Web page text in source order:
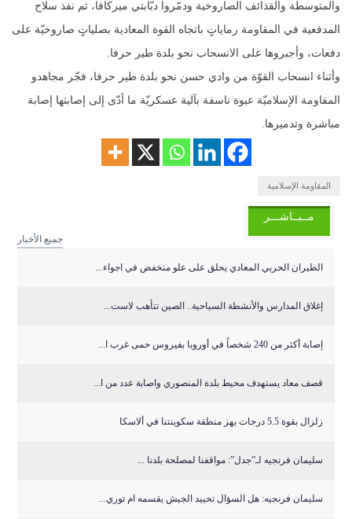
والمتوسطة والقذائف الصاروخية ودمّروا دبّابتي ميركافا، ثم نفذ سلاح
المدفعية في المقاومة رماياتٍ باتجاه القوة المعادية بصلياتٍ صاروخيّة على
دفعات، وأجبروها على الانسحاب نحو بلدة طير حرفا.
وأثناء انسحاب القوّة من وادي حسن نحو بلدة طير حرفا، فجّر مجاهدو
المقاومة الإسلاميّة عبوة ناسفة بآلية عسكريّة ما أدّى إلى إصابتها إصابة
مباشرة وتدميرها.
المقاومة الإسلامية
مــبــاشـــر
جميع الأخبار
الطيران الحربي المعادي يحلق على علو منخفض في اجواء...
إغلاق المدارس والأنشطة السياحية.. الصين تتأهب لاست...
إصابة أكثر من 240 شخصاً في أوروبا بفيروس حمى غرب ا...
قصف معاد يستهدف محيط بلدة المنصوري واصابة عدد من ا...
زلزال بقوة 5.5 درجات يهز منطقة سكوينتنا في ألاسكا
سليمان فرنجيه لـ”جدل”: مواقفنا لمصلحة بلدنا ...
سليمان فرنجيه: هل السؤال تحييد الجيش يقسمه ام توري...